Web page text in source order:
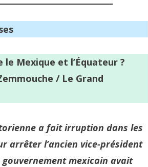
Mexique et l’Équateur ?
/ Le Grand
a fait irruption dans les
arrêter l’ancien vice-président
mexicain avait